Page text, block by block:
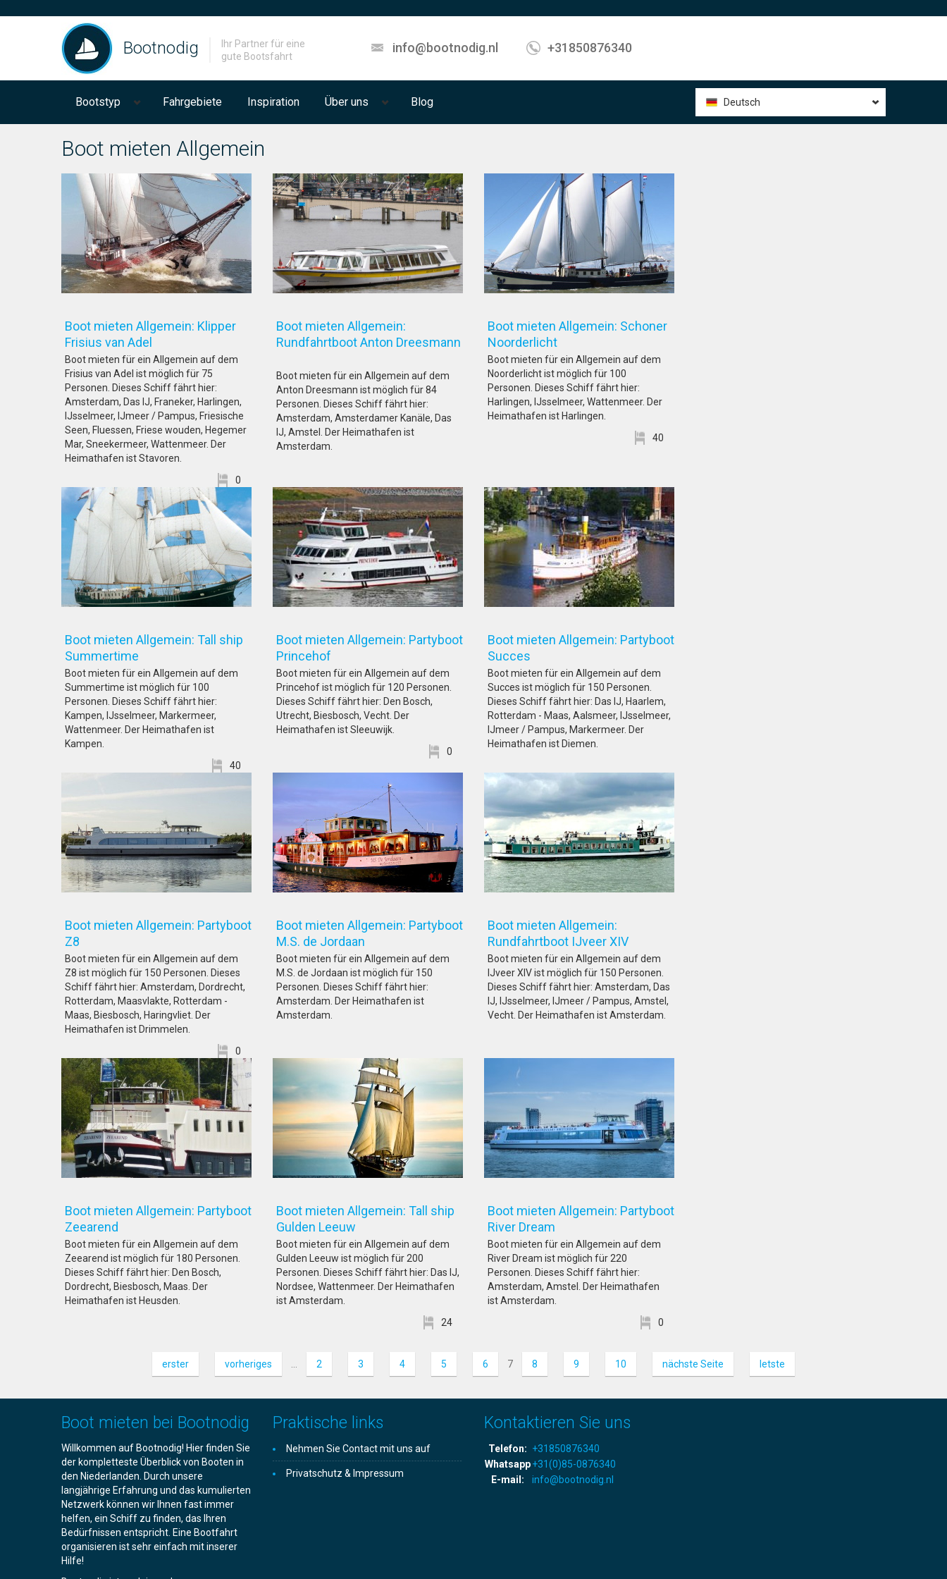
Bootnodig
Ihr Partner für eine
gute Bootsfahrt
info@bootnodig.nl +31850876340
Bootstyp Fahrgebiete Inspiration Über uns Blog Deutsch
Boot mieten Allgemein
Boot mieten Allgemein: Klipper
Frisius van Adel
Boot mieten für ein Allgemein auf dem
Frisius van Adel ist möglich für 75
Personen. Dieses Schiff fährt hier:
Amsterdam, Das IJ, Franeker, Harlingen,
IJsselmeer, IJmeer / Pampus, Friesische
Seen, Fluessen, Friese wouden, Hegemer
Mar, Sneekermeer, Wattenmeer. Der
Heimathafen ist Stavoren.
0
Boot mieten Allgemein:
Rundfahrtboot Anton Dreesmann
Boot mieten für ein Allgemein auf dem
Anton Dreesmann ist möglich für 84
Personen. Dieses Schiff fährt hier:
Amsterdam, Amsterdamer Kanäle, Das
IJ, Amstel. Der Heimathafen ist
Amsterdam.
Boot mieten Allgemein: Schoner
Noorderlicht
Boot mieten für ein Allgemein auf dem
Noorderlicht ist möglich für 100
Personen. Dieses Schiff fährt hier:
Harlingen, IJsselmeer, Wattenmeer. Der
Heimathafen ist Harlingen.
40
Boot mieten Allgemein: Tall ship
Summertime
Boot mieten für ein Allgemein auf dem
Summertime ist möglich für 100
Personen. Dieses Schiff fährt hier:
Kampen, IJsselmeer, Markermeer,
Wattenmeer. Der Heimathafen ist
Kampen.
40
Boot mieten Allgemein: Partyboot
Princehof
Boot mieten für ein Allgemein auf dem
Princehof ist möglich für 120 Personen.
Dieses Schiff fährt hier: Den Bosch,
Utrecht, Biesbosch, Vecht. Der
Heimathafen ist Sleeuwijk.
0
Boot mieten Allgemein: Partyboot
Succes
Boot mieten für ein Allgemein auf dem
Succes ist möglich für 150 Personen.
Dieses Schiff fährt hier: Das IJ, Haarlem,
Rotterdam - Maas, Aalsmeer, IJsselmeer,
IJmeer / Pampus, Markermeer. Der
Heimathafen ist Diemen.
Boot mieten Allgemein: Partyboot
Z8
Boot mieten für ein Allgemein auf dem
Z8 ist möglich für 150 Personen. Dieses
Schiff fährt hier: Amsterdam, Dordrecht,
Rotterdam, Maasvlakte, Rotterdam -
Maas, Biesbosch, Haringvliet. Der
Heimathafen ist Drimmelen.
0
Boot mieten Allgemein: Partyboot
M.S. de Jordaan
Boot mieten für ein Allgemein auf dem
M.S. de Jordaan ist möglich für 150
Personen. Dieses Schiff fährt hier:
Amsterdam. Der Heimathafen ist
Amsterdam.
Boot mieten Allgemein:
Rundfahrtboot IJveer XIV
Boot mieten für ein Allgemein auf dem
IJveer XIV ist möglich für 150 Personen.
Dieses Schiff fährt hier: Amsterdam, Das
IJ, IJsselmeer, IJmeer / Pampus, Amstel,
Vecht. Der Heimathafen ist Amsterdam.
Boot mieten Allgemein: Partyboot
Zeearend
Boot mieten für ein Allgemein auf dem
Zeearend ist möglich für 180 Personen.
Dieses Schiff fährt hier: Den Bosch,
Dordrecht, Biesbosch, Maas. Der
Heimathafen ist Heusden.
Boot mieten Allgemein: Tall ship
Gulden Leeuw
Boot mieten für ein Allgemein auf dem
Gulden Leeuw ist möglich für 200
Personen. Dieses Schiff fährt hier: Das IJ,
Nordsee, Wattenmeer. Der Heimathafen
ist Amsterdam.
24
Boot mieten Allgemein: Partyboot
River Dream
Boot mieten für ein Allgemein auf dem
River Dream ist möglich für 220
Personen. Dieses Schiff fährt hier:
Amsterdam, Amstel. Der Heimathafen
ist Amsterdam.
0
erster vorheriges 2 3 4 5 6 7 8 9 10 nächste Seite letste
Boot mieten bei Bootnodig
Willkommen auf Bootnodig! Hier finden Sie
der kompletteste Überblick von Booten in
den Niederlanden. Durch unsere
langjährige Erfahrung und das kumulierten
Netzwerk können wir Ihnen fast immer
helfen, ein Schiff zu finden, das Ihren
Bedürfnissen entspricht. Eine Bootfahrt
organisieren ist sehr einfach mit inserer
Hilfe!
Praktische links
Nehmen Sie Contact mit uns auf
Privatschutz & Impressum
Kontaktieren Sie uns
Telefon: +31850876340
Whatsapp+31(0)85-0876340
E-mail:
info@bootnodig.nl